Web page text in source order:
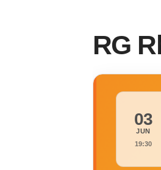
RG
03
JUN
19:30